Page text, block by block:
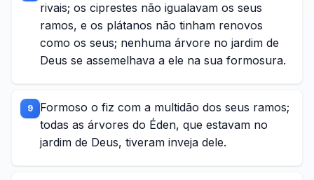
rivais; os ciprestes não igualavam os seus
ramos, e os plátanos não tinham renovos
como os seus; nenhuma árvore no jardim de
Deus se assemelhava a ele na sua formosura.
9
Formoso o fiz com a multidão dos seus ramos;
todas as árvores do Éden, que estavam no
jardim de Deus, tiveram inveja dele.